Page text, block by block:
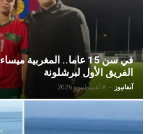
في سن 15 عاما.. المغربية
الفريق الأول لبرشلونة
آنفانيوز - 8 أغسطس، 2026